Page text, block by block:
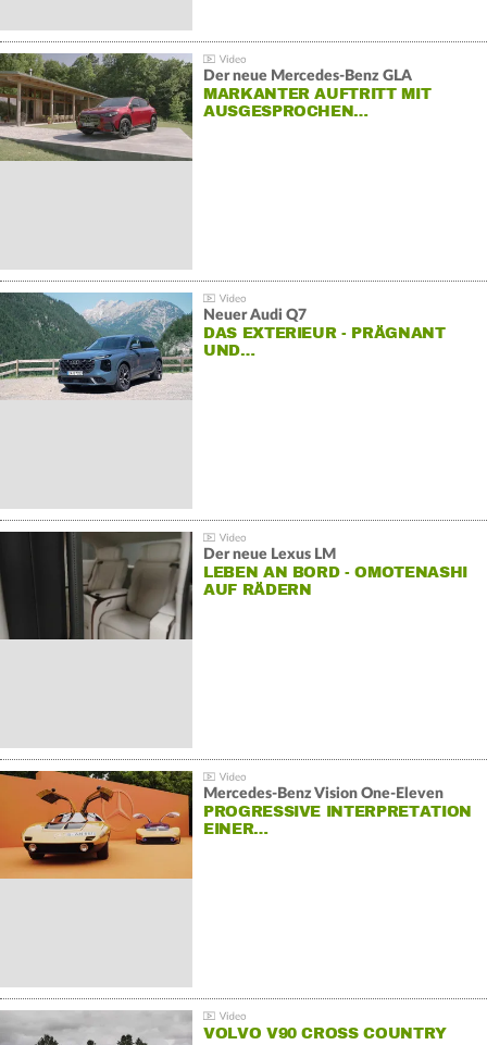
Der neue Mercedes-Benz GLA
MARKANTER AUFTRITT MIT
AUSGESPROCHEN…
Neuer Audi Q7
DAS EXTERIEUR - PRÄGNANT
UND…
Der neue Lexus LM
LEBEN AN BORD - OMOTENASHI
AUF RÄDERN
Mercedes-Benz Vision One-Eleven
PROGRESSIVE INTERPRETATION
EINER…
VOLVO V90 CROSS COUNTRY